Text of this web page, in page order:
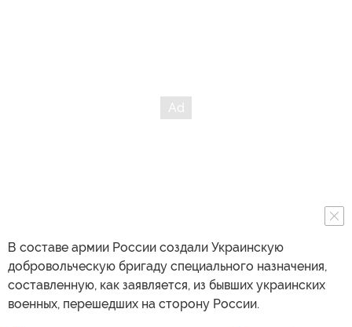
В составе армии России создали Украинскую
добровольческую бригаду специального назначения,
составленную, как заявляется, из бывших украинских
военных, перешедших на сторону России.